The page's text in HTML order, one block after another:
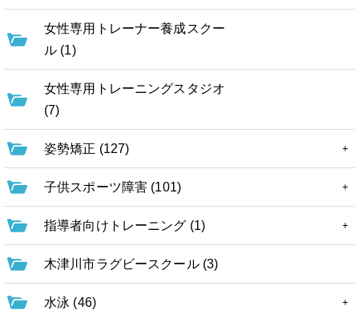
女性専用トレーナー養成スクー
ル (1)
女性専用トレーニングスタジオ
(7)
姿勢矯正 (127)
子供スポーツ障害 (101)
指導者向けトレーニング (1)
木津川市ラグビースクール (3)
水泳 (46)